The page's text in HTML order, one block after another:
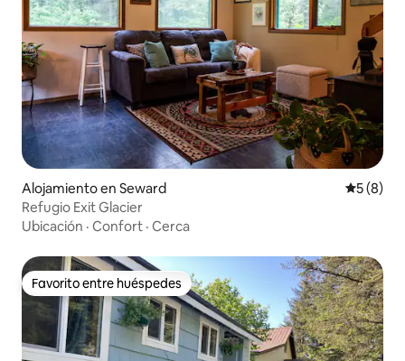
Alojamiento en Seward
5 (8)
Refugio Exit Glacier
Ubicación · Confort · Cerca
Favorito entre huéspedes
Favorito entre huéspedes